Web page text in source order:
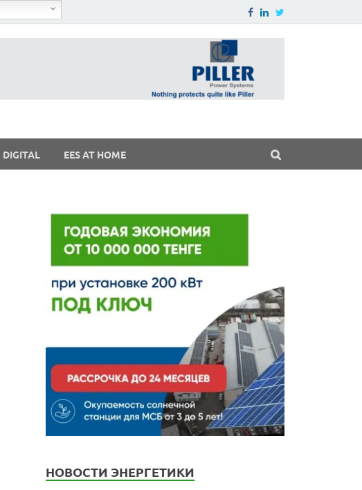
DIGITAL EES AT HOME
НОВОСТИ ЭНЕРГЕТИКИ